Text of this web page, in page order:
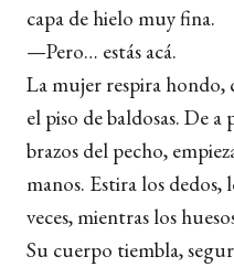
capa de hielo muy fina.
—Pero… estás acá.
La mujer respira
el piso de baldosas. De
brazos del pecho,
manos. Estira los dedos,
veces, mientras los
Su cuerpo tiembla,